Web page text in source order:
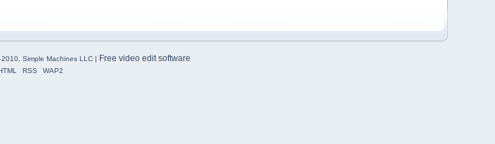
Simple Machines LLC| Free video edit software
RSS WAP2